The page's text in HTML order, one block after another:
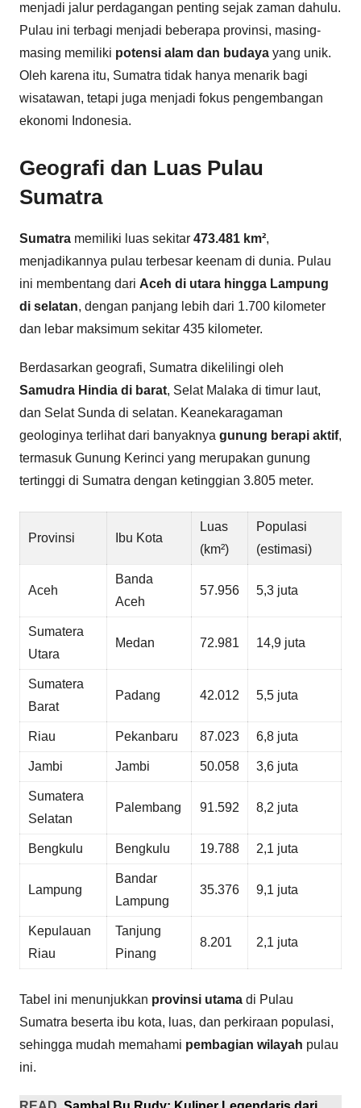
menjadi jalur perdagangan penting sejak zaman dahulu.
Pulau ini terbagi menjadi beberapa provinsi, masing-
masing memiliki potensi alam dan budaya yang unik.
Oleh karena itu, Sumatra tidak hanya menarik bagi
wisatawan, tetapi juga menjadi fokus pengembangan
ekonomi Indonesia.
Geografi dan Luas Pulau
Sumatra
Sumatra memiliki luas sekitar 473.481 km²,
menjadikannya pulau terbesar keenam di dunia. Pulau
ini membentang dari Aceh di utara hingga Lampung
di selatan, dengan panjang lebih dari 1.700 kilometer
dan lebar maksimum sekitar 435 kilometer.
Berdasarkan geografi, Sumatra dikelilingi oleh
Samudra Hindia di barat, Selat Malaka di timur laut,
dan Selat Sunda di selatan. Keanekaragaman
geologinya terlihat dari banyaknya gunung berapi aktif,
termasuk Gunung Kerinci yang merupakan gunung
tertinggi di Sumatra dengan ketinggian 3.805 meter.
Provinsi Ibu Kota
Luas
(km²)
Populasi
(estimasi)
Aceh
Banda
Aceh
57.956 5,3 juta
Sumatera
Utara
Medan 72.981 14,9 juta
Sumatera
Barat
Padang 42.012 5,5 juta
Riau Pekanbaru 87.023 6,8 juta
Jambi Jambi 50.058 3,6 juta
Sumatera
Selatan
Palembang 91.592 8,2 juta
Bengkulu Bengkulu 19.788 2,1 juta
Lampung
Bandar
Lampung
35.376 9,1 juta
Kepulauan
Riau
Tanjung
Pinang
8.201 2,1 juta
Tabel ini menunjukkan provinsi utama di Pulau
Sumatra beserta ibu kota, luas, dan perkiraan populasi,
sehingga mudah memahami pembagian wilayah pulau
ini.